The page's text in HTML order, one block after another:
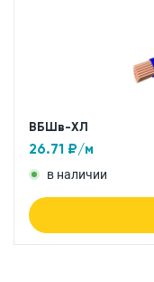
ВБШв-ХЛ
26.71 ₽/м
в наличии